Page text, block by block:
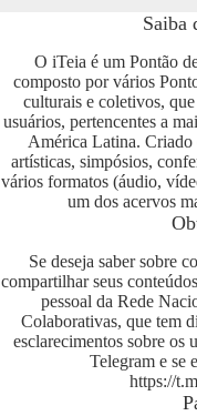
Saiba
O iTeia é um Pontão
composto por vários
culturais e coletivos,
usuários, pertencentes a
América Latina. Criado
artísticas, simpósios,
vários formatos (áudio,
um dos acervos
Se deseja saber sobre
compartilhar seus
pessoal da Rede
Colaborativas, que tem
esclarecimentos sobre os
Telegram e se
https://